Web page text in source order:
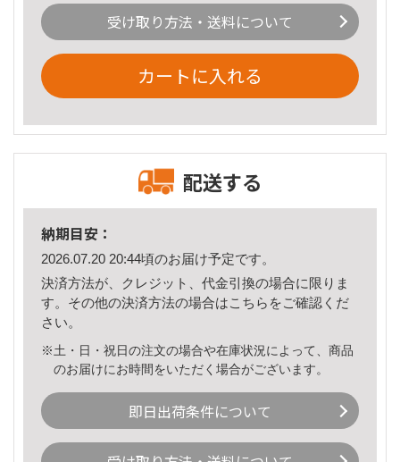
受け取り方法・送料について
カートに入れる
配送する
納期目安：
2026.07.20 20:44頃のお届け予定です。
決済方法が、クレジット、代金引換の場合に限りま
す。その他の決済方法の場合はこちら をご確認くだ
さい。
※土・日・祝日の注文の場合や在庫状況によって、商品
のお届けにお時間をいただく場合がございます。
即日出荷条件について